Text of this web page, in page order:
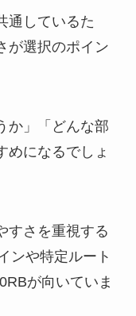
通しているた
が選択のポイン
か」「どんな部
めになるでしょ
すさを重視する
ンや特定ルート
が向いていま